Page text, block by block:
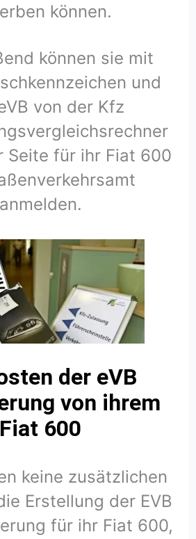
können.
können sie mit
und
von der Kfz
Seite für ihr Fiat 600
anmelden.
der eVB
von ihrem
Fiat 600
keine zusätzlichen
Erstellung der EVB
für ihr Fiat 600,